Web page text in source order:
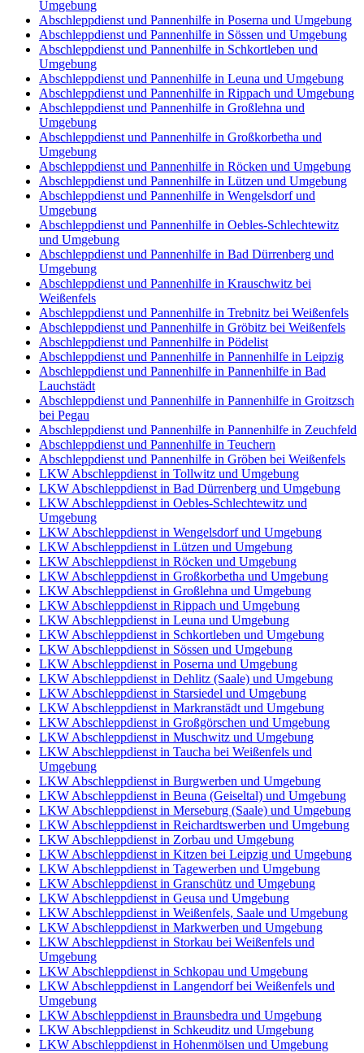
Umgebung
Abschleppdienst und Pannenhilfe in Poserna und Umgebung
Abschleppdienst und Pannenhilfe in Sössen und Umgebung
Abschleppdienst und Pannenhilfe in Schkortleben und
Umgebung
Abschleppdienst und Pannenhilfe in Leuna und Umgebung
Abschleppdienst und Pannenhilfe in Rippach und Umgebung
Abschleppdienst und Pannenhilfe in Großlehna und
Umgebung
Abschleppdienst und Pannenhilfe in Großkorbetha und
Umgebung
Abschleppdienst und Pannenhilfe in Röcken und Umgebung
Abschleppdienst und Pannenhilfe in Lützen und Umgebung
Abschleppdienst und Pannenhilfe in Wengelsdorf und
Umgebung
Abschleppdienst und Pannenhilfe in Oebles-Schlechtewitz
und Umgebung
Abschleppdienst und Pannenhilfe in Bad Dürrenberg und
Umgebung
Abschleppdienst und Pannenhilfe in Krauschwitz bei
Weißenfels
Abschleppdienst und Pannenhilfe in Trebnitz bei Weißenfels
Abschleppdienst und Pannenhilfe in Gröbitz bei Weißenfels
Abschleppdienst und Pannenhilfe in Pödelist
Abschleppdienst und Pannenhilfe in Pannenhilfe in Leipzig
Abschleppdienst und Pannenhilfe in Pannenhilfe in Bad
Lauchstädt
Abschleppdienst und Pannenhilfe in Pannenhilfe in Groitzsch
bei Pegau
Abschleppdienst und Pannenhilfe in Pannenhilfe in Zeuchfeld
Abschleppdienst und Pannenhilfe in Teuchern
Abschleppdienst und Pannenhilfe in Gröben bei Weißenfels
LKW Abschleppdienst in Tollwitz und Umgebung
LKW Abschleppdienst in Bad Dürrenberg und Umgebung
LKW Abschleppdienst in Oebles-Schlechtewitz und
Umgebung
LKW Abschleppdienst in Wengelsdorf und Umgebung
LKW Abschleppdienst in Lützen und Umgebung
LKW Abschleppdienst in Röcken und Umgebung
LKW Abschleppdienst in Großkorbetha und Umgebung
LKW Abschleppdienst in Großlehna und Umgebung
LKW Abschleppdienst in Rippach und Umgebung
LKW Abschleppdienst in Leuna und Umgebung
LKW Abschleppdienst in Schkortleben und Umgebung
LKW Abschleppdienst in Sössen und Umgebung
LKW Abschleppdienst in Poserna und Umgebung
LKW Abschleppdienst in Dehlitz (Saale) und Umgebung
LKW Abschleppdienst in Starsiedel und Umgebung
LKW Abschleppdienst in Markranstädt und Umgebung
LKW Abschleppdienst in Großgörschen und Umgebung
LKW Abschleppdienst in Muschwitz und Umgebung
LKW Abschleppdienst in Taucha bei Weißenfels und
Umgebung
LKW Abschleppdienst in Burgwerben und Umgebung
LKW Abschleppdienst in Beuna (Geiseltal) und Umgebung
LKW Abschleppdienst in Merseburg (Saale) und Umgebung
LKW Abschleppdienst in Reichardtswerben und Umgebung
LKW Abschleppdienst in Zorbau und Umgebung
LKW Abschleppdienst in Kitzen bei Leipzig und Umgebung
LKW Abschleppdienst in Tagewerben und Umgebung
LKW Abschleppdienst in Granschütz und Umgebung
LKW Abschleppdienst in Geusa und Umgebung
LKW Abschleppdienst in Weißenfels, Saale und Umgebung
LKW Abschleppdienst in Markwerben und Umgebung
LKW Abschleppdienst in Storkau bei Weißenfels und
Umgebung
LKW Abschleppdienst in Schkopau und Umgebung
LKW Abschleppdienst in Langendorf bei Weißenfels und
Umgebung
LKW Abschleppdienst in Braunsbedra und Umgebung
LKW Abschleppdienst in Schkeuditz und Umgebung
LKW Abschleppdienst in Hohenmölsen und Umgebung